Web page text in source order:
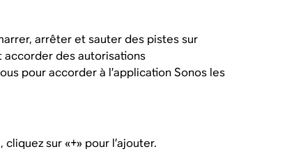
arrêter et sauter des pistes sur
accorder des autorisations
pour accorder à l’application Sonos les
sur «+» pour l’ajouter.